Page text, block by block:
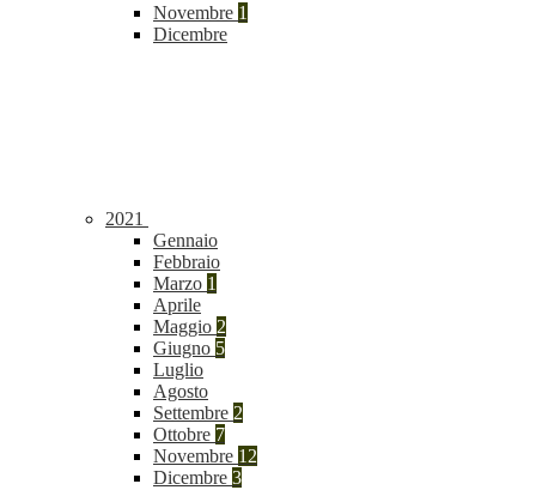
Novembre 1
Dicembre
2021
Gennaio
Febbraio
Marzo 1
Aprile
Maggio 2
Giugno 5
Luglio
Agosto
Settembre 2
Ottobre 7
Novembre 12
Dicembre 3